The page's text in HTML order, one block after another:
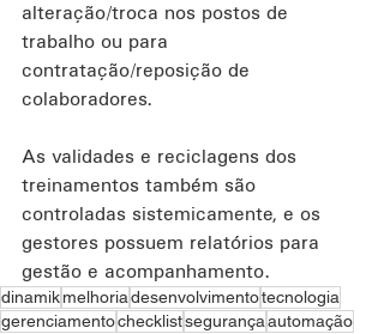
alteração/troca nos postos de
trabalho ou para
contratação/reposição de
colaboradores.
As validades e reciclagens dos
treinamentos também são
controladas sistemicamente, e os
gestores possuem relatórios para
gestão e acompanhamento.
dinamikmelhoriadesenvolvimentotecnologia
gerenciamentochecklistsegurançaautomação